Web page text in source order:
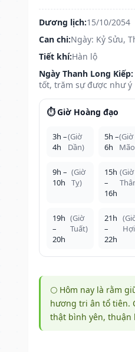
Dương lịch:15/10/2054
Can chi:Ngày: Kỷ Sửu,
Tiết khí:Hàn lộ
Ngày Thanh Long Kiếp:
tốt, trăm sự được như ý
⏱️ Giờ Hoàng đạo
3h –
4h
(Giờ
Dần)
5h –
6h
(Giờ
9h –
10h
(Giờ
Tỵ)
15h
–
16h
(Giờ
19h
–
20h
(Giờ
Tuất)
21h
–
22h
🌕 Hôm nay là rằm
hương tri ân tổ tiên.
thật bình yên, thuận